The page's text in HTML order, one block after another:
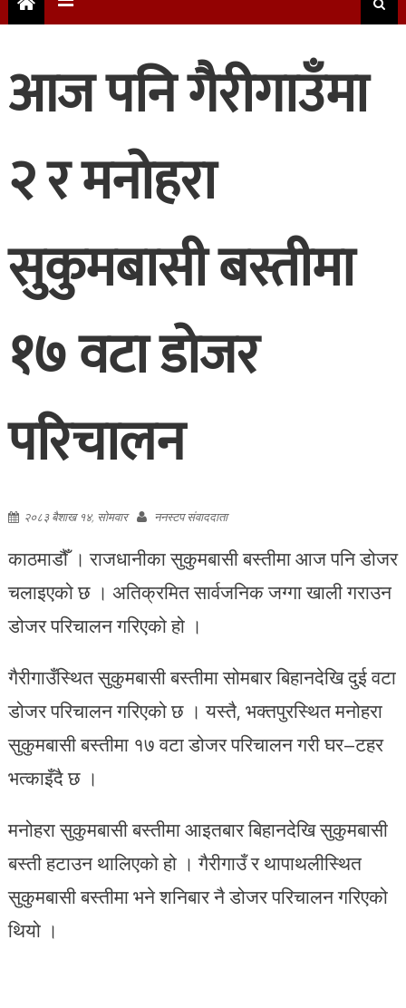
आज पनि गैरीगाउँमा
२ र मनोहरा
सुकुमबासी बस्तीमा
१७ वटा डोजर
परिचालन
२०८३ बैशाख १४, सोमवार ननस्टप संवाददाता
काठमाडौँ । राजधानीका सुकुमबासी बस्तीमा आज पनि डोजर
चलाइएको छ । अतिक्रमित सार्वजनिक जग्गा खाली गराउन
डोजर परिचालन गरिएको हो ।
गैरीगाउँस्थित सुकुमबासी बस्तीमा सोमबार बिहानदेखि दुई वटा
डोजर परिचालन गरिएको छ । यस्तै, भक्तपुरस्थित मनोहरा
सुकुमबासी बस्तीमा १७ वटा डोजर परिचालन गरी घर–टहर
भत्काइँदै छ ।
मनोहरा सुकुमबासी बस्तीमा आइतबार बिहानदेखि सुकुमबासी
बस्ती हटाउन थालिएको हो । गैरीगाउँ र थापाथलीस्थित
सुकुमबासी बस्तीमा भने शनिबार नै डोजर परिचालन गरिएको
थियो ।